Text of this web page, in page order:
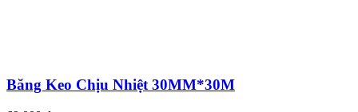
Băng Keo Chịu Nhiệt 30MM*30M